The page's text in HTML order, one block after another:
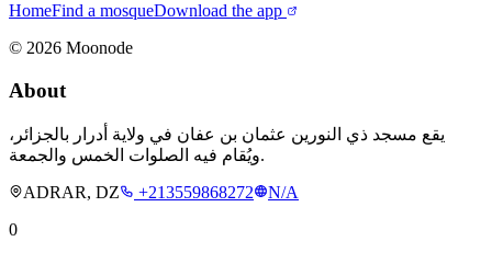
HomeFind a mosqueDownload the app
© 2026 Moonode
About
يقع مسجد ذي النورين عثمان بن عفان في ولاية أدرار بالجزائر،
ويُقام فيه الصلوات الخمس والجمعة.
ADRAR, DZ
+213559868272
N/A
0